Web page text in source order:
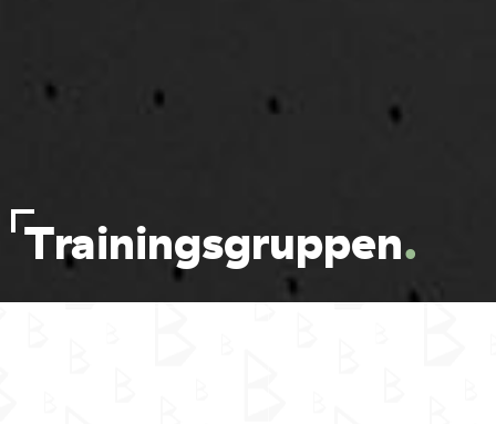
Trainingsgruppen.